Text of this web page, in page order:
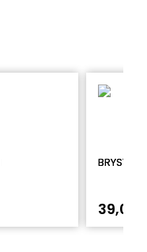
39,00